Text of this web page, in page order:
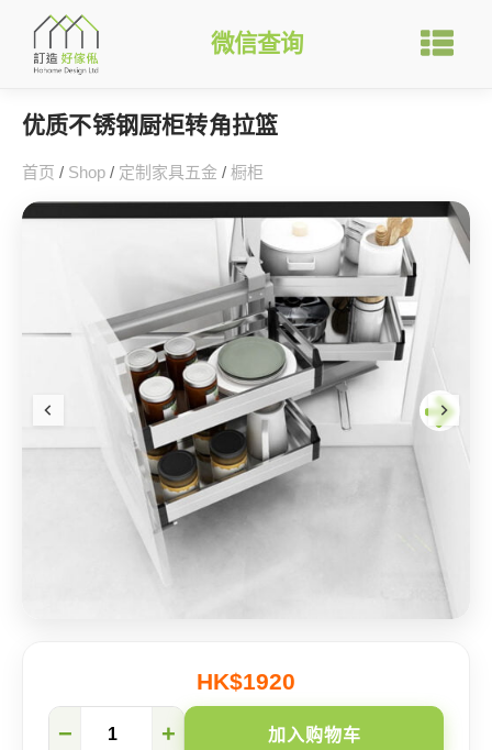
微信查询
优质不锈钢厨柜转角拉篮
首页 / Shop / 定制家具五金 / 橱柜
HK$1920
− + 加入购物车